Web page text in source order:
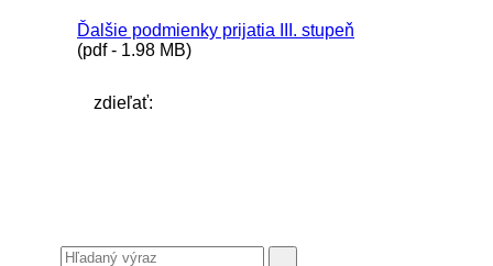
Ďalšie podmienky prijatia III. stupeň
(pdf - 1.98 MB)
zdieľať: